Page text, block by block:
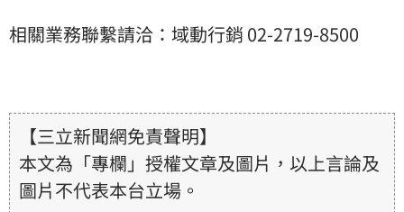
相關業務聯繫請洽：域動行銷 02-2719-8500
【三立新聞網免責聲明】
本文為「專欄」授權文章及圖片，以上言論及
圖片不代表本台立場。